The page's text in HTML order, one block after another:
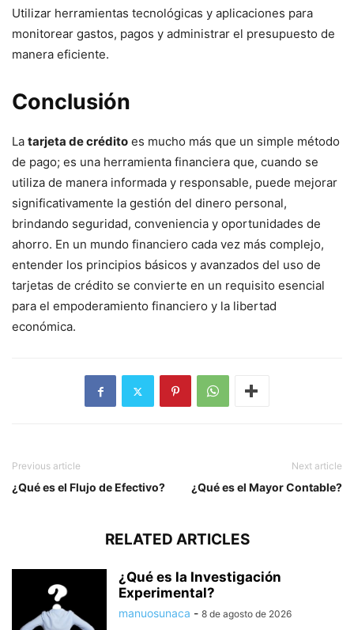
Utilizar herramientas tecnológicas y aplicaciones para
monitorear gastos, pagos y administrar el presupuesto de
manera eficiente.
Conclusión
La tarjeta de crédito es mucho más que un simple método
de pago; es una herramienta financiera que, cuando se
utiliza de manera informada y responsable, puede mejorar
significativamente la gestión del dinero personal,
brindando seguridad, conveniencia y oportunidades de
ahorro. En un mundo financiero cada vez más complejo,
entender los principios básicos y avanzados del uso de
tarjetas de crédito se convierte en un requisito esencial
para el empoderamiento financiero y la libertad
económica.
Previous article
¿Qué es el Flujo de Efectivo?
Next article
¿Qué es el Mayor Contable?
RELATED ARTICLES
¿Qué es la Investigación
Experimental?
manuosunaca - 8 de agosto de 2026